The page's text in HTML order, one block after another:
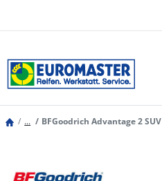
... BFGoodrich Advantage 2 SUV